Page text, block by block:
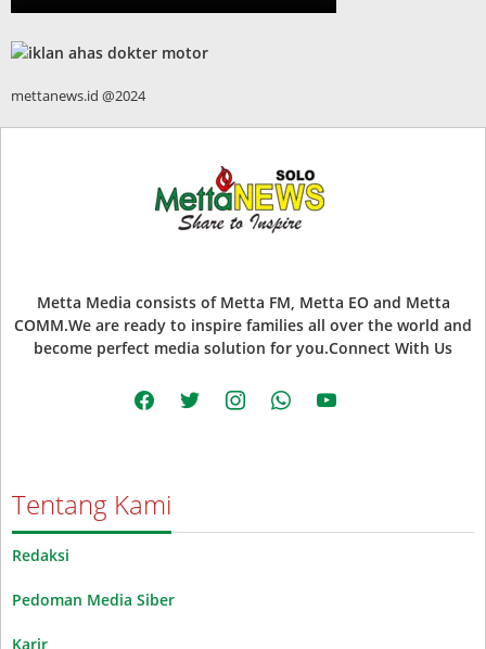
mettanews.id @2024
Metta Media consists of Metta FM, Metta EO and Metta
COMM.We are ready to inspire families all over the world and
become perfect media solution for you.Connect With Us
facebooktwitter instagramwhatsappyoutube
Tentang Kami
Redaksi
Pedoman Media Siber
Karir